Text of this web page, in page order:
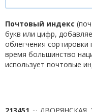
Почтовый индекс
букв или цифр,
облегчения
время большинство
использует почтовые